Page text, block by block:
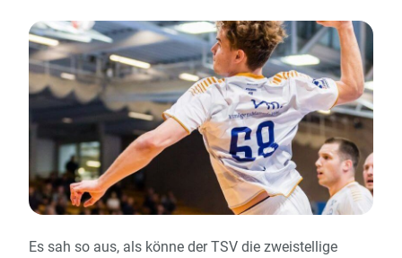
Es sah so aus, als könne der TSV die zweistellige